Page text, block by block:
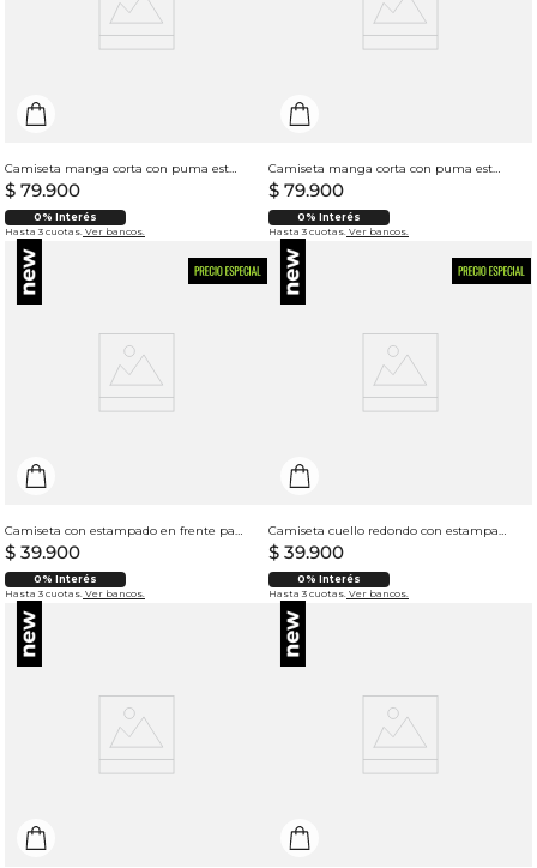
Camiseta manga corta con puma estampado para hombre
$ 79.900
0% Interés
Hasta 3 cuotas. Ver bancos.
Camiseta manga corta con puma estampado para hombre
$ 79.900
0% Interés
Hasta 3 cuotas. Ver bancos.
Camiseta con estampado en frente para hombre
$ 39.900
0% Interés
Hasta 3 cuotas. Ver bancos.
Camiseta cuello redondo con estampado para hombre
$ 39.900
0% Interés
Hasta 3 cuotas. Ver bancos.